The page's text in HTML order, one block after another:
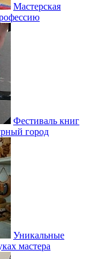
Мастерская
Фестиваль книг
город
Уникальные
мастера